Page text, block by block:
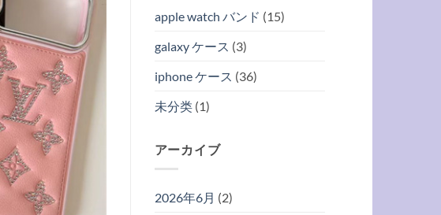
apple watch バンド (15)
galaxy ケース (3)
iphone ケース (36)
未分类(1)
アーカイブ
2026年6月 (2)